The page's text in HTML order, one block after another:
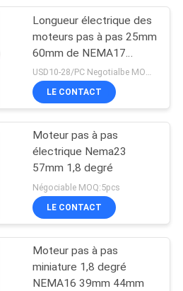
Longueur électrique des
moteurs pas à pas 25mm
60mm de NEMA17
42mm 1.8deg 2PH pour
l'imprimante 3D
USD10-28/PC Negotialbe MOQ:10pcs
LE CONTACT
Moteur pas à pas
électrique Nema23
57mm 1,8 degré
Négociable MOQ:5pcs
LE CONTACT
Moteur pas à pas
miniature 1,8 degré
NEMA16 39mm 44mm